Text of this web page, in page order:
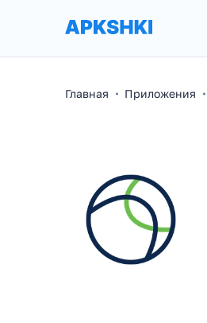
Главная Приложения